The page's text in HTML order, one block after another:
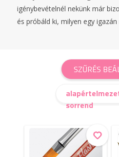
igénybevételnél nekünk már
és próbáld ki, milyen egy
SZŰRÉS
sorrend